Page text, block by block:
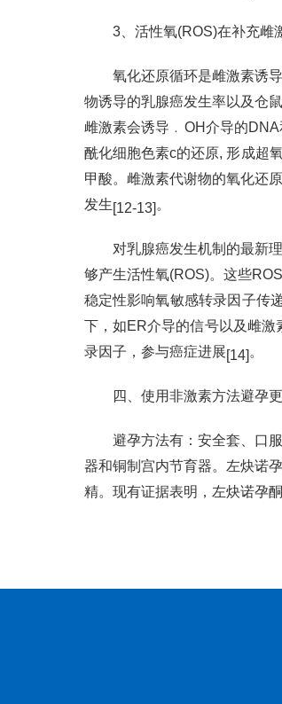
3、活性氧(ROS)在补充雌
氧化还原循环是雌激素诱
物诱导的乳腺癌发生率以及仓
雌激素会诱导﹒OH介导的
酰化细胞色素c的还原, 形成超
甲酸。雌激素代谢物的氧化还
发生[12-13]。
对乳腺癌发生机制的最新
够产生活性氧(ROS)。这些
稳定性影响氧敏感转录因子传
下，如ER介导的信号以及雌
录因子，参与癌症进展[14]。
四、使用非激素方法避孕
避孕方法有：安全套、口
器和铜制宫内节育器。左炔诺
精。现有证据表明，左炔诺孕